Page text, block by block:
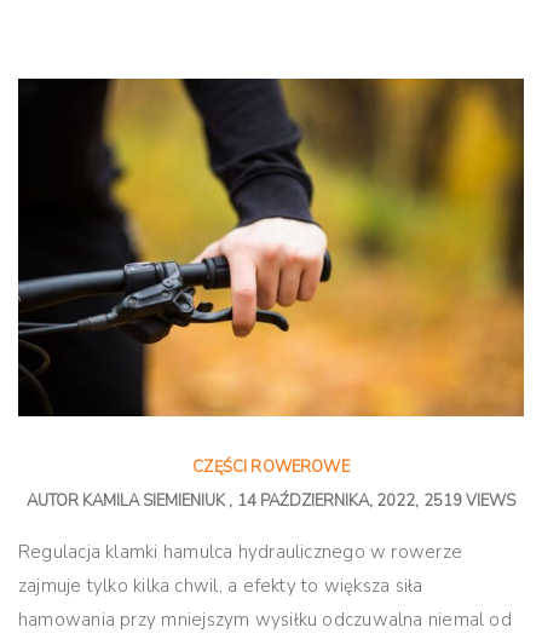
CZĘŚCI ROWEROWE
AUTOR KAMILA SIEMIENIUK 14 PAŹDZIERNIKA, 2022 2519 VIEWS
Regulacja klamki hamulca hydraulicznego w rowerze
zajmuje tylko kilka chwil, a efekty to większa siła
hamowania przy mniejszym wysiłku odczuwalna niemal od